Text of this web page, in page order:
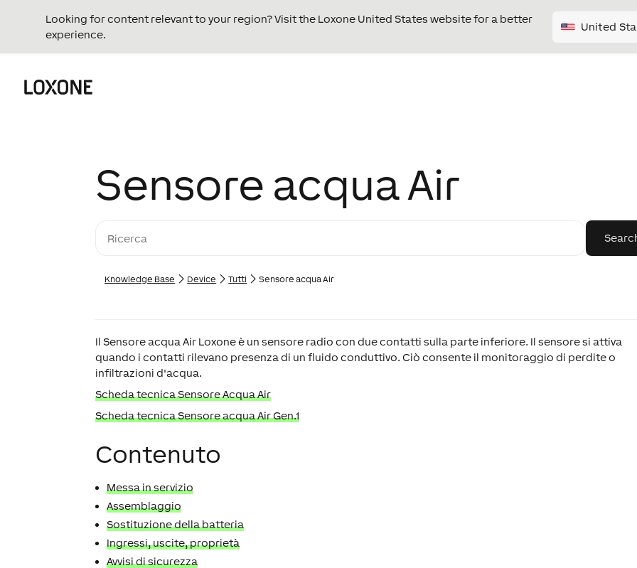
Looking for content relevant to your region? Visit the Loxone United States website for a better
experience.
United
Sensore acqua Air
Knowledge Base Device Tutti Sensore acqua Air
Il Sensore acqua Air Loxone è un sensore radio con due contatti sulla parte inferiore. Il sensore si attiva
quando i contatti rilevano presenza di un fluido conduttivo. Ciò consente il monitoraggio di perdite o
infiltrazioni d'acqua.
Scheda tecnica Sensore Acqua Air
Scheda tecnica Sensore acqua Air Gen.1
Contenuto
Messa in servizio
Assemblaggio
Sostituzione della batteria
Ingressi, uscite, proprietà
Avvisi di sicurezza